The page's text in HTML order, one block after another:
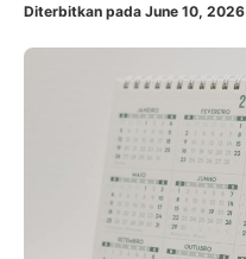
Diterbitkan pada June 10, 2026